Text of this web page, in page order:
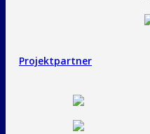
Projektpartner